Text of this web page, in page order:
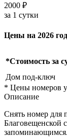
2000 ₽
за 1 сутки
Цены на 2026 год
*Стоимость за
Дом под-ключ
* Цены номеров
Описание
Снять номер для
Благовещенской
запоминающимся.